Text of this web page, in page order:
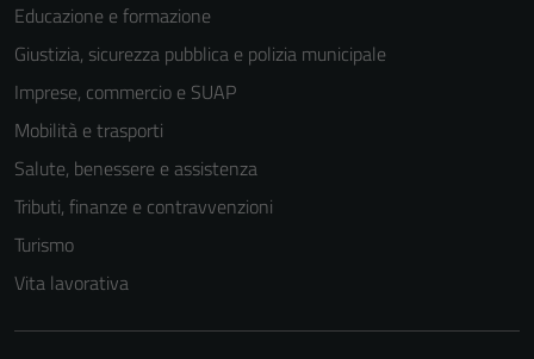
Educazione e formazione
Giustizia, sicurezza pubblica e polizia municipale
Imprese, commercio e SUAP
Mobilità e trasporti
Salute, benessere e assistenza
Tributi, finanze e contravvenzioni
Turismo
Vita lavorativa